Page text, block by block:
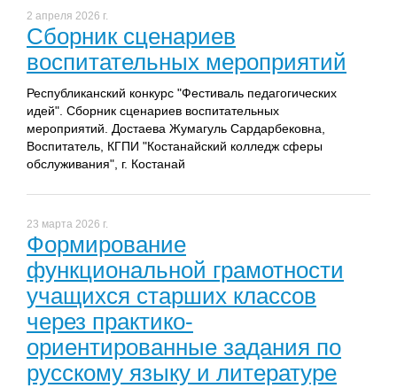
2 апреля 2026 г.
Сборник сценариев
воспитательных мероприятий
Республиканский конкурс "Фестиваль педагогических
идей". Сборник сценариев воспитательных
мероприятий. Достаева Жумагуль Сардарбековна,
Воспитатель, КГПИ "Костанайский колледж сферы
обслуживания", г. Костанай
23 марта 2026 г.
Формирование
функциональной грамотности
учащихся старших классов
через практико-
ориентированные задания по
русскому языку и литературе